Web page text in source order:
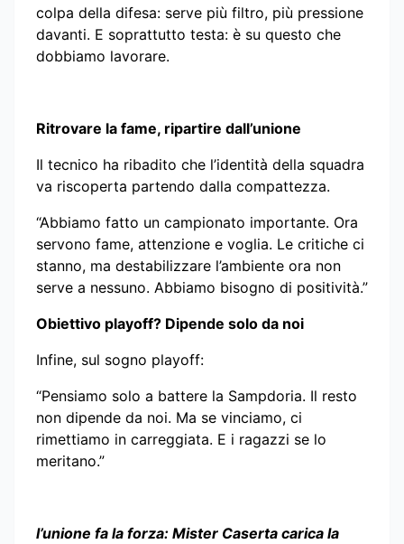
colpa della difesa: serve più filtro, più pressione
davanti. E soprattutto testa: è su questo che
dobbiamo lavorare.
Ritrovare la fame, ripartire dall’unione
Il tecnico ha ribadito che l’identità della squadra
va riscoperta partendo dalla compattezza.
“Abbiamo fatto un campionato importante. Ora
servono fame, attenzione e voglia. Le critiche ci
stanno, ma destabilizzare l’ambiente ora non
serve a nessuno. Abbiamo bisogno di positività.”
Obiettivo playoff? Dipende solo da noi
Infine, sul sogno playoff:
“Pensiamo solo a battere la Sampdoria. Il resto
non dipende da noi. Ma se vinciamo, ci
rimettiamo in carreggiata. E i ragazzi se lo
meritano.”
l’unione fa la forza: Mister Caserta carica la